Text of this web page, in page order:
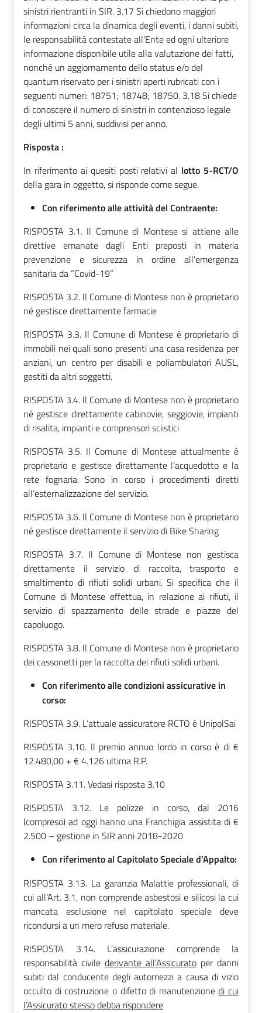
sinistri rientranti in SIR. 3.17 Si chiedono maggiori
informazioni circa la dinamica degli eventi, i danni subiti,
le responsabilità contestate all’Ente ed ogni ulteriore
informazione disponibile utile alla valutazione dei fatti,
nonché un aggiornamento dello status e/o del
quantum riservato per i sinistri aperti rubricati con i
seguenti numeri: 18751; 18748; 18750. 3.18 Si chiede
di conoscere il numero di sinistri in contenzioso legale
degli ultimi 5 anni, suddivisi per anno.
Risposta :
In riferimento ai quesiti posti relativi al lotto 5-RCT/O
della gara in oggetto, si risponde come segue.
Con riferimento alle attività del Contraente:
RISPOSTA 3.1. Il Comune di Montese si attiene alle
direttive emanate dagli Enti preposti in materia
prevenzione e sicurezza in ordine all’emergenza
sanitaria da “Covid-19”
RISPOSTA 3.2. Il Comune di Montese non è proprietario
né gestisce direttamente farmacie
RISPOSTA 3.3. Il Comune di Montese è proprietario di
immobili nei quali sono presenti una casa residenza per
anziani, un centro per disabili e poliambulatori AUSL,
gestiti da altri soggetti.
RISPOSTA 3.4. Il Comune di Montese non è proprietario
né gestisce direttamente cabinovie, seggiovie, impianti
di risalita, impianti e comprensori sciistici
RISPOSTA 3.5. Il Comune di Montese attualmente è
proprietario e gestisce direttamente l’acquedotto e la
rete fognaria. Sono in corso i procedimenti diretti
all’esternalizzazione del servizio.
RISPOSTA 3.6. Il Comune di Montese non è proprietario
né gestisce direttamente il servizio di Bike Sharing
RISPOSTA 3.7. Il Comune di Montese non gestisca
direttamente il servizio di raccolta, trasporto e
smaltimento di rifiuti solidi urbani. Si specifica che il
Comune di Montese effettua, in relazione ai rifiuti, il
servizio di spazzamento delle strade e piazze del
capoluogo.
RISPOSTA 3.8. Il Comune di Montese non è proprietario
dei cassonetti per la raccolta dei rifiuti solidi urbani.
Con riferimento alle condizioni assicurative in
corso:
RISPOSTA 3.9. L’attuale assicuratore RCTO è UnipolSai
RISPOSTA 3.10. Il premio annuo lordo in corso è di €
12.480,00 + € 4.126 ultima R.P.
RISPOSTA 3.11. Vedasi risposta 3.10
RISPOSTA 3.12. Le polizze in corso, dal 2016
(compreso) ad oggi hanno una Franchigia assistita di €
2.500 – gestione in SIR anni 2018-2020
Con riferimento al Capitolato Speciale d’Appalto:
RISPOSTA 3.13. La garanzia Malattie professionali, di
cui all’Art. 3.1, non comprende asbestosi e silicosi la cui
mancata esclusione nel capitolato speciale deve
ricondursi a un mero refuso materiale.
RISPOSTA 3.14. L’assicurazione comprende la
responsabilità civile derivante all’Assicurato per danni
subiti dal conducente degli automezzi a causa di vizio
occulto di costruzione o difetto di manutenzionedi cui
l’Assicurato stesso debba rispondere